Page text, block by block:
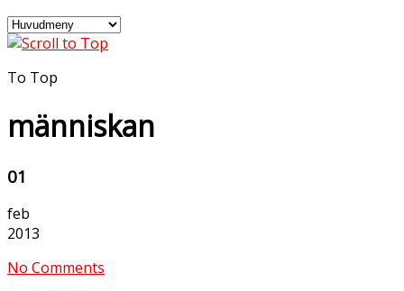
To Top
människan
01
feb
2013
No Comments